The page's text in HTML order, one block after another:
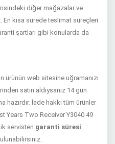
diğer mağazalar ve
En kısa sürede teslimat süreçleri
şartları gibi konularda da
ürünün web sitesine uğramanızı
satın aldıysanız 14 gün
hazırdır. İade hakkı tüm ürünler
Years Two Receiver Y3040 49
servisten garanti süresi